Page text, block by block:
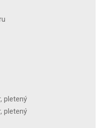
pletený
pletený